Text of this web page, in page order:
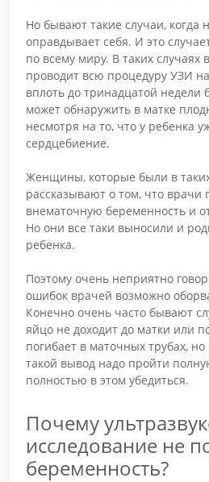
Но бывают такие случаи, когда
оправдывает себя. И это
по всему миру. В таких случаях
проводит всю процедуру УЗИ
вплоть до тринадцатой недели
может обнаружить в матке
несмотря на то, что у ребенка
сердцебиение.
Женщины, которые были в
рассказывают о том, что врачи
внематочную беременность и
Но они все таки выносили и
ребенка.
Поэтому очень неприятно
ошибок врачей возможно
Конечно очень часто бывают
яйцо не доходит до матки или
погибает в маточных трубах,
такой вывод надо пройти
полностью в этом убедиться.
Почему
исследование не
беременность?